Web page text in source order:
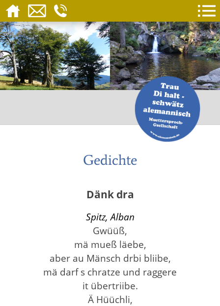
Gedichte
Dänk dra
Spitz, Alban
Gwüüß,
mä mueß läebe,
aber au Mänsch drbi bliibe,
mä darf s chratze und raggere
it übertriibe.
Ä Hüüchli,